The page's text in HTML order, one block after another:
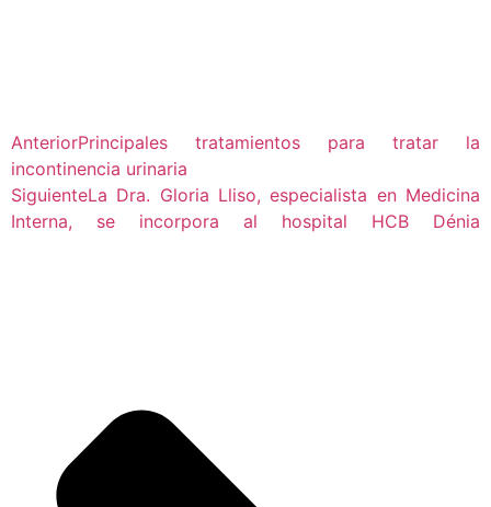
AnteriorPrincipales tratamientos para tratar la
incontinencia urinaria
SiguienteLa Dra. Gloria Lliso, especialista en Medicina
Interna, se incorpora al hospital HCB Dénia